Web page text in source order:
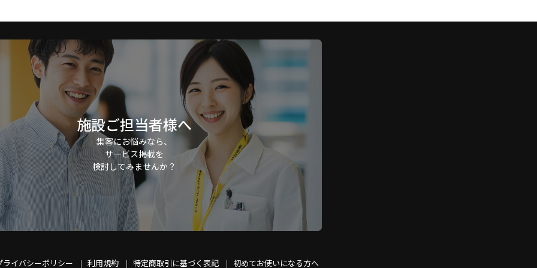
施設ご担当者様へ
集客にお悩みなら、
サービス掲載を
検討してみませんか？
ライバシーポリシー 利用規約 特定商取引に基づく表記 初めてお使いになる方へ